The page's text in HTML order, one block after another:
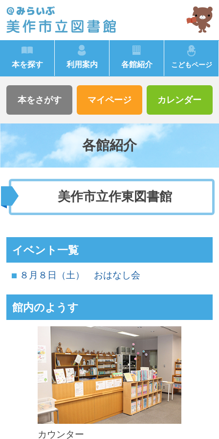
本を探す 利用案内 各館紹介 こどもページ
本をさがす マイページ カレンダー
各館紹介
美作市立作東図書館
イベント一覧
８月８日（土） おはなし会
館内のようす
カウンター